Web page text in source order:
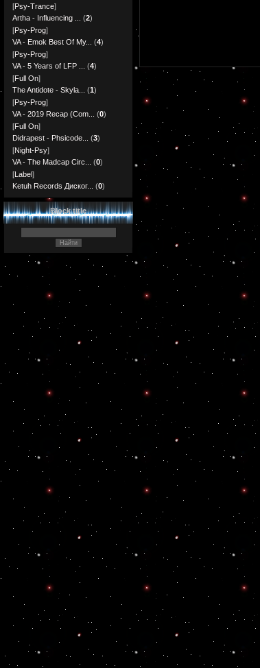
[Psy-Trance]
Artha - Influencing ...
(2)
[Psy-Prog]
VA - Emok Best Of My...
(4)
[Psy-Prog]
VA - 5 Years of LFP ...
(4)
[Full On]
The Antidote - Skyla...
(1)
[Psy-Prog]
VA - 2019 Recap (Com...
(0)
[Full On]
Didrapest - Phsicode...
(3)
[Night-Psy]
VA - The Madcap Circ...
(0)
[Label]
Ketuh Records Диског...
(0)
Block title